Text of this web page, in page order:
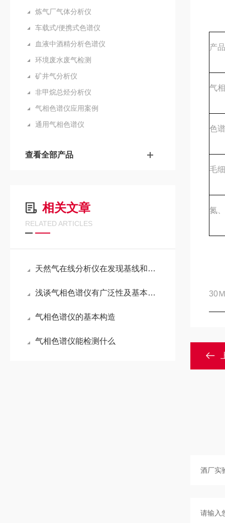
炼气厂气体分析仪
车载式/便携式色谱仪
血液中酒精分析色谱仪
环境废水废气检测
矿井气分析仪
非甲烷总烃分析仪
气相色谱仪应用案例
通用气相色谱仪
查看全部产品
相关文章
RELATED ARTICLES
天然气在线分析仪在发现基线和峰形异常时该如何做
浅谈气相色谱仪有广泛性及基本构造
气相色谱仪的基本构造
气相色谱仪能检测什么
产
气
色
毛
氮
30